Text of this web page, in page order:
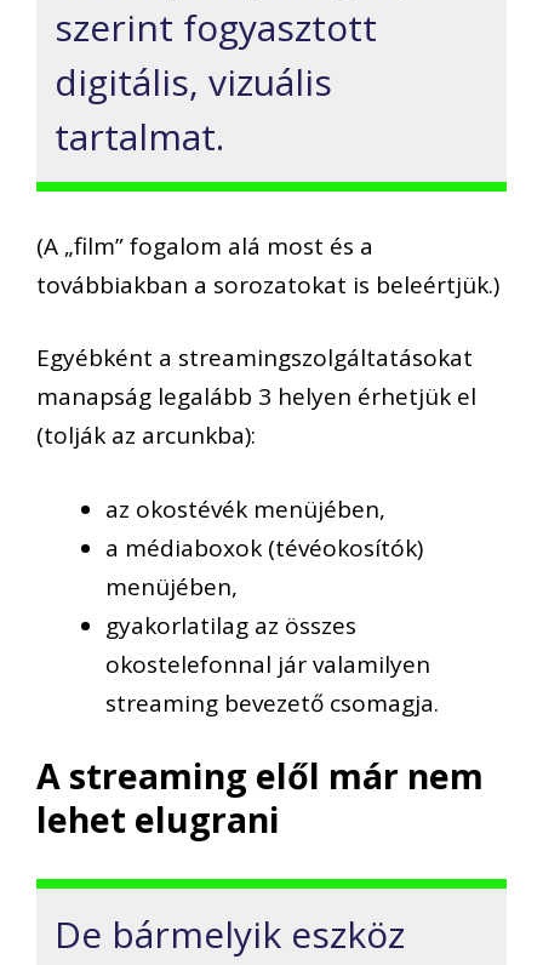
szerint fogyasztott
digitális, vizuális
tartalmat.
(A „film” fogalom alá most és a
továbbiakban a sorozatokat is beleértjük.)
Egyébként a streamingszolgáltatásokat
manapság legalább 3 helyen érhetjük el
(tolják az arcunkba):
az okostévék menüjében,
a médiaboxok (tévéokosítók)
menüjében,
gyakorlatilag az összes
okostelefonnal jár valamilyen
streaming bevezető csomagja.
A streaming elől már nem
lehet elugrani
De bármelyik eszköz